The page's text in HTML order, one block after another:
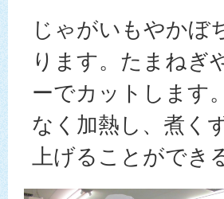
じゃがいもやかぼ
ります。たまねぎ
ーでカットします
なく加熱し、煮く
上げることができ